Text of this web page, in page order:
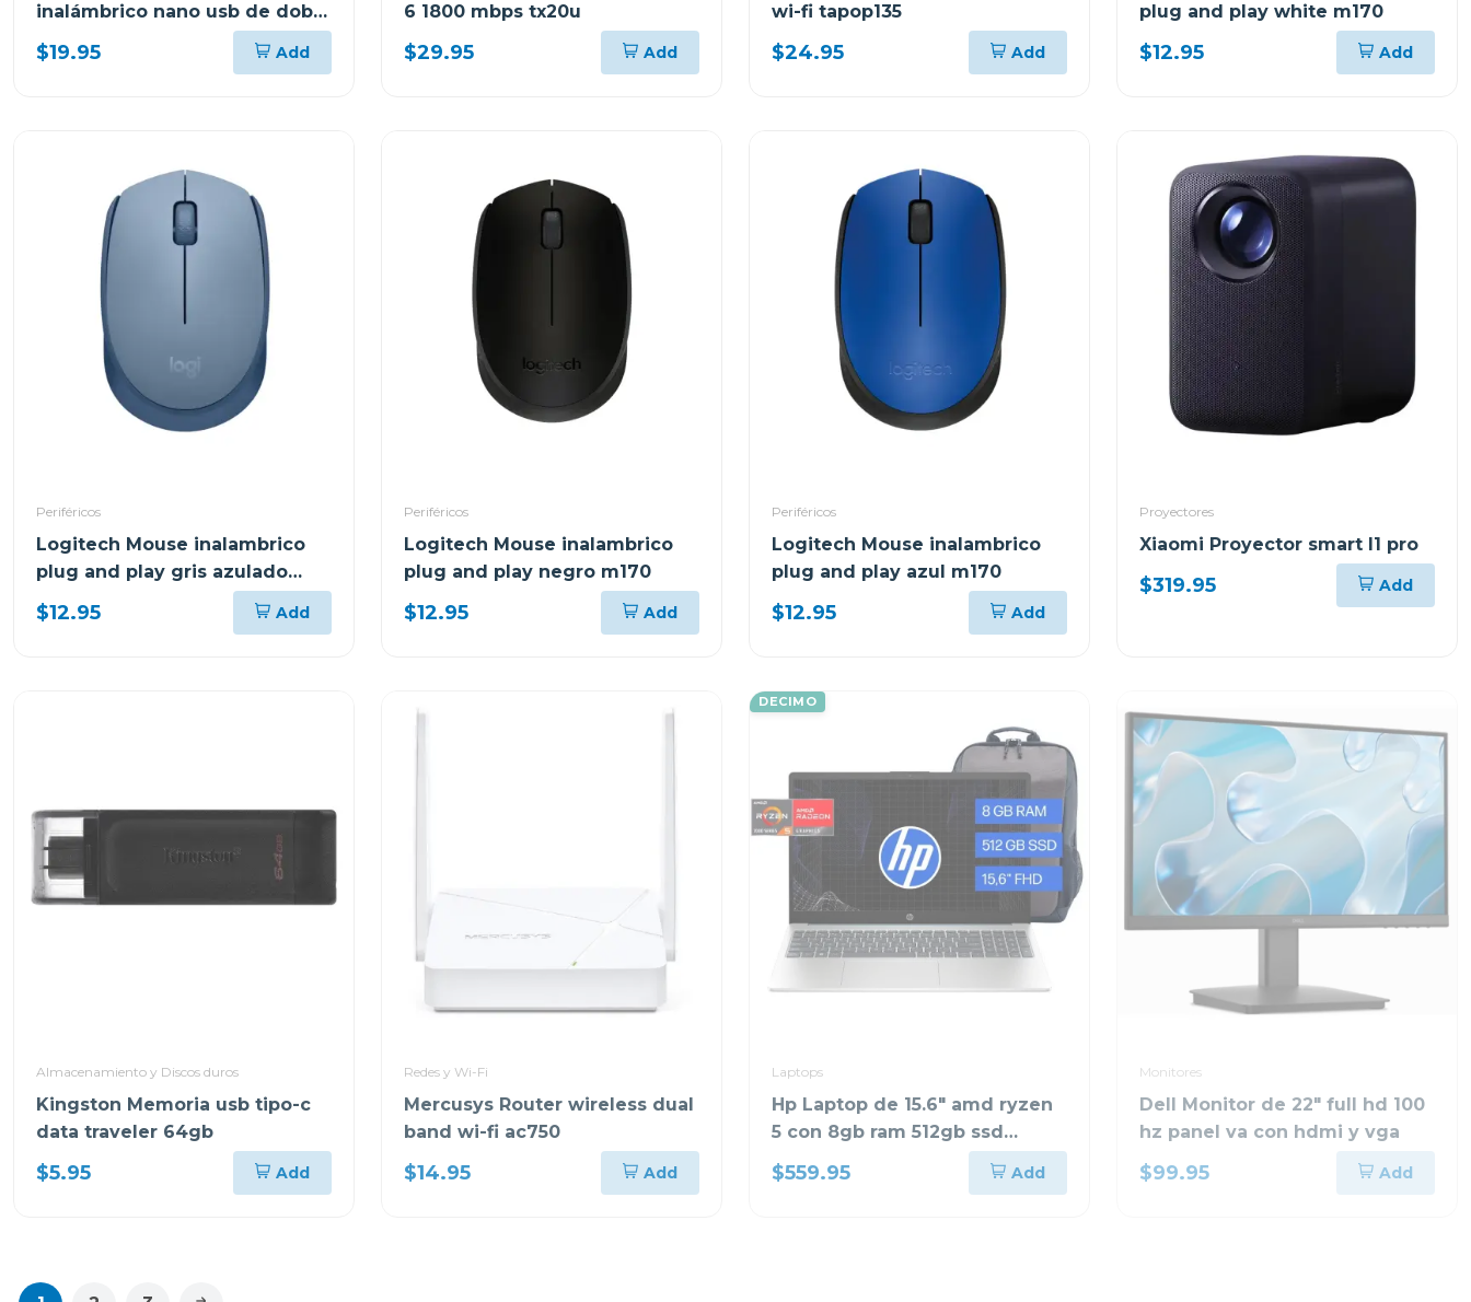
inalámbrico nano usb de doble
banda ac1300 t3u nano
$19.95 Add
6 1800 mbps tx20u
$29.95 Add
wi-fi tapop135
$24.95 Add
plug and play white m170
$12.95 Add
Periféricos
Logitech Mouse inalambrico
plug and play gris azulado
m170
$12.95 Add
Periféricos
Logitech Mouse inalambrico
plug and play negro m170
$12.95 Add
Periféricos
Logitech Mouse inalambrico
plug and play azul m170
$12.95 Add
Proyectores
Xiaomi Proyector smart l1 pro
$319.95 Add
Almacenamiento y Discos duros
Kingston Memoria usb tipo-c
data traveler 64gb
$5.95 Add
Redes y Wi-Fi
Mercusys Router wireless dual
band wi-fi ac750
$14.95 Add
DECIMO
Laptops
Hp Laptop de 15.6" amd ryzen
5 con 8gb ram 512gb ssd
15fc0250
$559.95 Add
Monitores
Dell Monitor de 22" full hd 100
hz panel va con hdmi y vga
$99.95 Add